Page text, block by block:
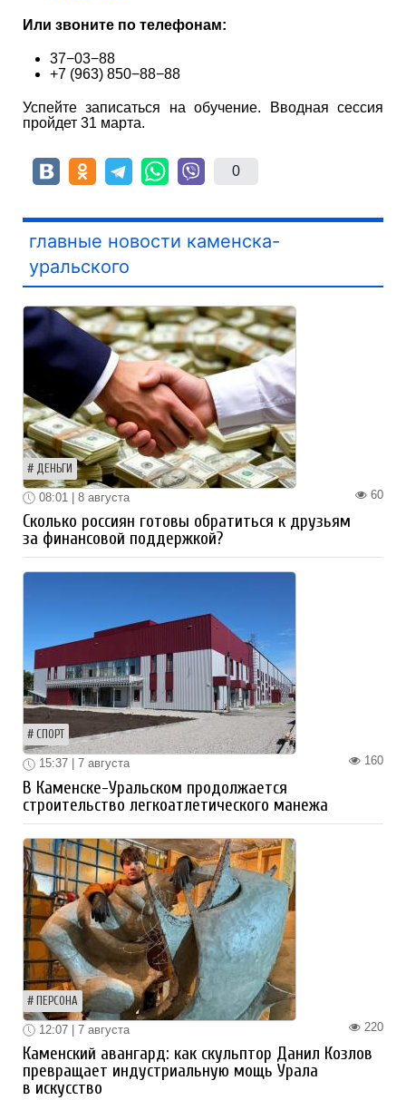
Или звоните по телефонам:
37−03−88
+7 (963) 850−88−88
Успейте записаться на обучение. Вводная сессия
пройдет 31 марта.
0
главные новости каменска-
уральского
ДЕНЬГИ
60
08:01 | 8 августа
Сколько россиян готовы обратиться к друзьям
за финансовой поддержкой?
СПОРТ
160
15:37 | 7 августа
В Каменске-Уральском продолжается
строительство легкоатлетического манежа
ПЕРСОНА
220
12:07 | 7 августа
Каменский авангард: как скульптор Данил Козлов
превращает индустриальную мощь Урала
в искусство